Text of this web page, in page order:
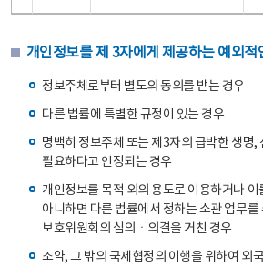
개인정보를 제 3자에게 제공하는 예외적
정보주체로부터 별도의 동의를 받는 경우
다른 법률에 특별한 규정이 있는 경우
명백히 정보주체 또는 제3자의 급박한 생명,
필요하다고 인정되는 경우
개인정보를 목적 외의 용도로 이용하거나 이
아니하면 다른 법률에서 정하는 소관 업무를
보호위원회의 심의ㆍ의결을 거친 경우
조약, 그 밖의 국제협정의 이행을 위하여 외